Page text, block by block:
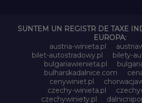
SUNTEM UN REGISTR DE TAXE
EUROPA:
austria-winieta.pl
bilet-autostradowy.pl
bilety-
bulgariawienieta.pl
bulharskadalnice.com
cenywiniet.pl
czechy-winieta.pl
czechywiniety.pl